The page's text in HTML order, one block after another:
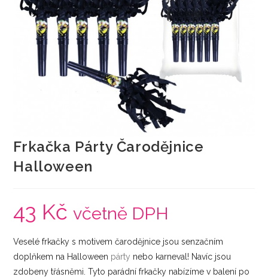
Frkačka Párty Čarodějnice
Halloween
43 Kč včetně DPH
Veselé frkačky s motivem čarodějnice jsou senzačním
doplňkem na Halloween párty nebo karneval! Navíc jsou
zdobeny třásněmi. Tyto parádní frkačky nabízíme v balení po